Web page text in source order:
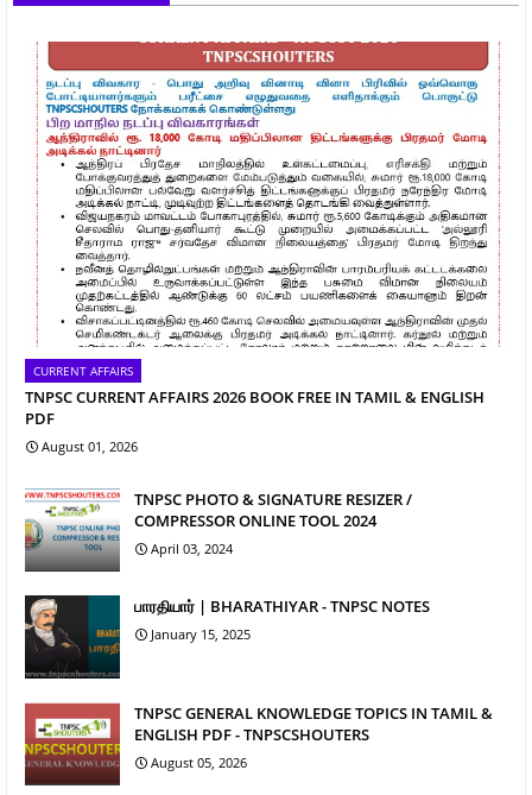
CURRENT AFFAIRS
TNPSC CURRENT AFFAIRS 2026 BOOK FREE IN TAMIL & ENGLISH
PDF
August 01, 2026
TNPSC PHOTO & SIGNATURE RESIZER /
COMPRESSOR ONLINE TOOL 2024
April 03, 2024
பாரதியார் | BHARATHIYAR - TNPSC NOTES
January 15, 2025
TNPSC GENERAL KNOWLEDGE TOPICS IN TAMIL &
ENGLISH PDF - TNPSCSHOUTERS
August 05, 2026